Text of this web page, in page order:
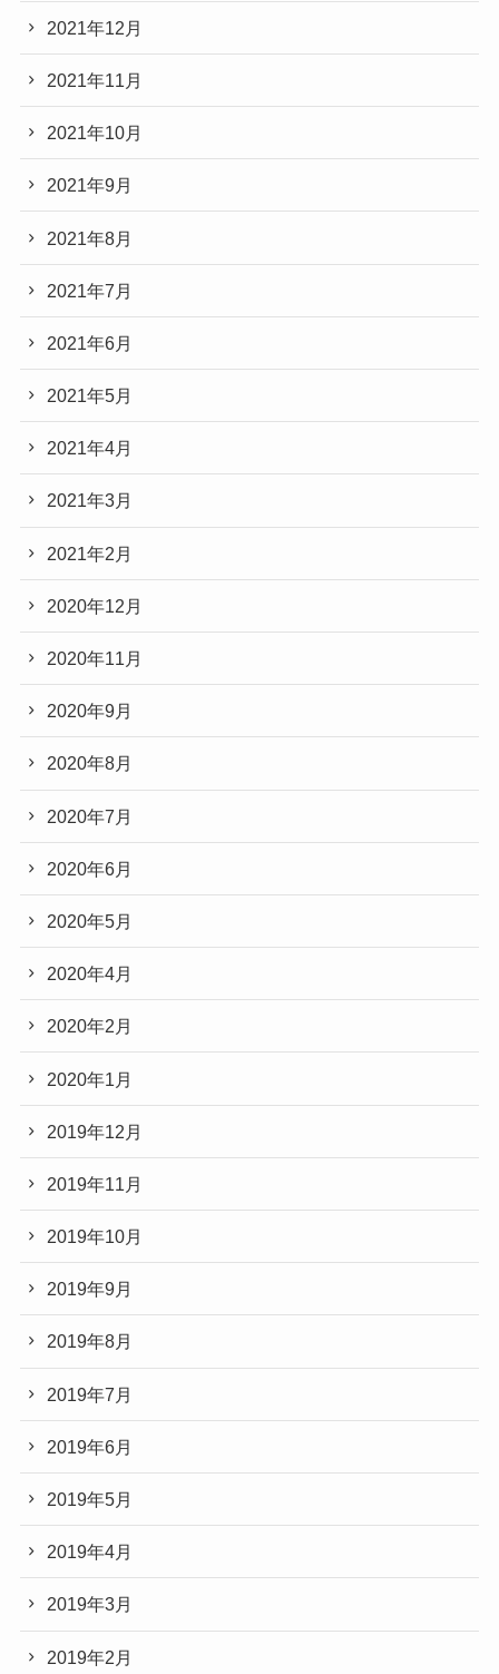
2021年12月
2021年11月
2021年10月
2021年9月
2021年8月
2021年7月
2021年6月
2021年5月
2021年4月
2021年3月
2021年2月
2020年12月
2020年11月
2020年9月
2020年8月
2020年7月
2020年6月
2020年5月
2020年4月
2020年2月
2020年1月
2019年12月
2019年11月
2019年10月
2019年9月
2019年8月
2019年7月
2019年6月
2019年5月
2019年4月
2019年3月
2019年2月